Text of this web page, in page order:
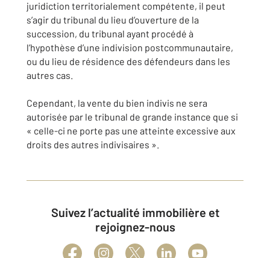
juridiction territorialement compétente, il peut
s’agir du tribunal du lieu d’ouverture de la
succession, du tribunal ayant procédé à
l’hypothèse d’une indivision postcommunautaire,
ou du lieu de résidence des défendeurs dans les
autres cas.
Cependant, la vente du bien indivis ne sera
autorisée par le tribunal de grande instance que si
« celle-ci ne porte pas une atteinte excessive aux
droits des autres indivisaires ».
Suivez l’actualité immobilière et
rejoignez-nous